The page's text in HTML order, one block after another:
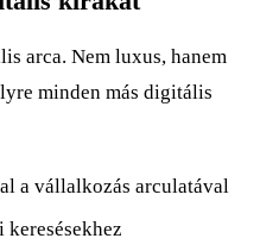
arca. Nem luxus, hanem
minden más digitális
a vállalkozás arculatával